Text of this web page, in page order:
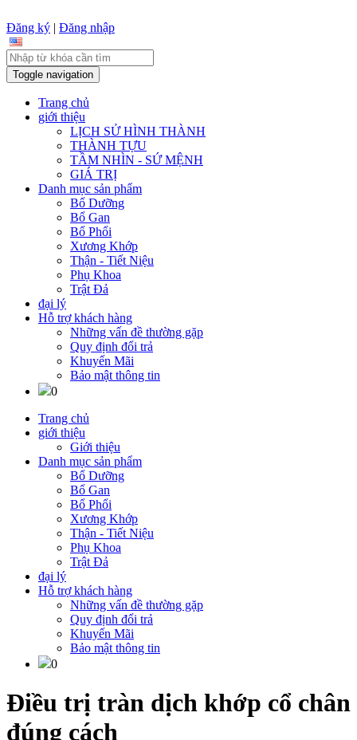
Đăng ký | Đăng nhập
Toggle navigation
Trang chủ
giới thiệu
LỊCH SỬ HÌNH THÀNH
THÀNH TỰU
TẦM NHÌN - SỨ MỆNH
GIÁ TRỊ
Danh mục sản phẩm
Bổ Dưỡng
Bổ Gan
Bổ Phổi
Xương Khớp
Thận - Tiết Niệu
Phụ Khoa
Trật Đả
đại lý
Hỗ trợ khách hàng
Những vấn đề thường gặp
Quy định đổi trả
Khuyến Mãi
Bảo mật thông tin
0
Trang chủ
giới thiệu
Giới thiệu
Danh mục sản phẩm
Bổ Dưỡng
Bổ Gan
Bổ Phổi
Xương Khớp
Thận - Tiết Niệu
Phụ Khoa
Trật Đả
đại lý
Hỗ trợ khách hàng
Những vấn đề thường gặp
Quy định đổi trả
Khuyến Mãi
Bảo mật thông tin
0
Điều trị tràn dịch khớp cổ chân
đúng cách